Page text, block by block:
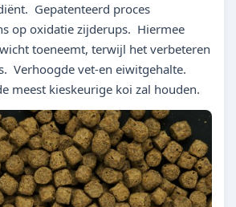
Gepatenteerd proces
op oxidatie zijderups. Hiermee
toeneemt, terwijl het verbeteren
Verhoogde vet-en eiwitgehalte.
meest kieskeurige koi zal houden.